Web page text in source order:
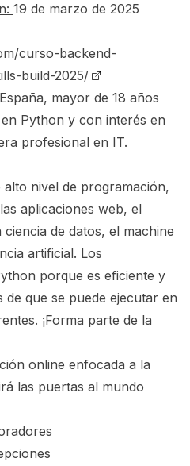
19 de marzo de 2025
curso-backend-
build-2025/
mayor de 18 años
Python y con interés en
profesional en IT.
nivel de programación,
aplicaciones web, el
de datos, el machine
artificial. Los
porque es eficiente y
de que se puede ejecutar en
¡Forma parte de la
online enfocada a la
las puertas al mundo